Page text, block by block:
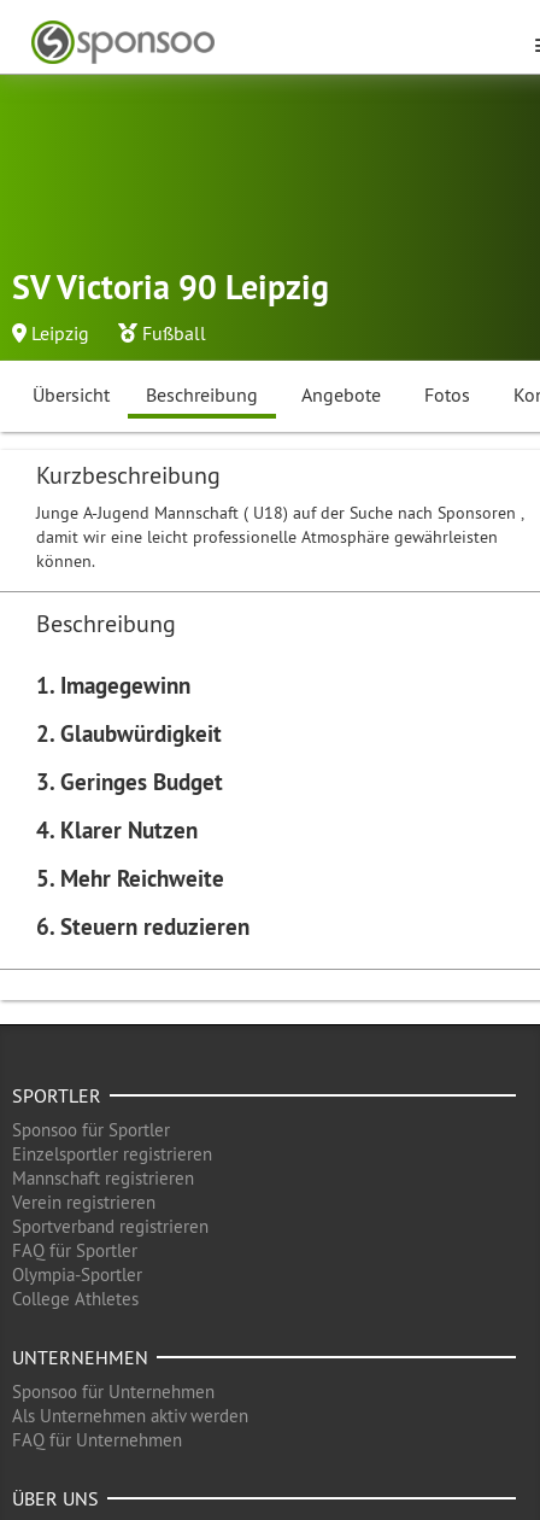
SV Victoria 90 Leipzig
Leipzig Fußball
Übersicht Beschreibung Angebote Fotos
Kurzbeschreibung
Junge A-Jugend Mannschaft ( U18) auf der Suche nach Sponsoren ,
damit wir eine leicht professionelle Atmosphäre gewährleisten
können.
Beschreibung
1. Imagegewinn
2. Glaubwürdigkeit
3. Geringes Budget
4. Klarer Nutzen
5. Mehr Reichweite
6. Steuern reduzieren
SPORTLER
Sponsoo für Sportler
Einzelsportler registrieren
Mannschaft registrieren
Verein registrieren
Sportverband registrieren
FAQ für Sportler
Olympia-Sportler
College Athletes
UNTERNEHMEN
Sponsoo für Unternehmen
Als Unternehmen aktiv werden
FAQ für Unternehmen
ÜBER UNS